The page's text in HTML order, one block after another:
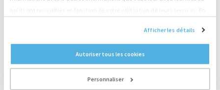
Afficher les détails
Autoriser tous les cookies
Personnaliser
Egalement disponible en
NOUS CONTACTER : +31 (0)55-3018501